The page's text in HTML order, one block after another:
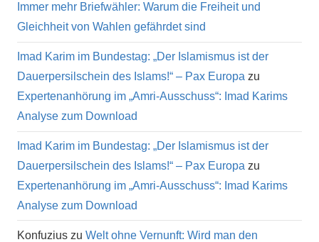
Immer mehr Briefwähler: Warum die Freiheit und
Gleichheit von Wahlen gefährdet sind
Imad Karim im Bundestag: „Der Islamismus ist der
Dauerpersilschein des Islams!“ – Pax Europa zu
Expertenanhörung im „Amri-Ausschuss“: Imad Karims
Analyse zum Download
Imad Karim im Bundestag: „Der Islamismus ist der
Dauerpersilschein des Islams!“ – Pax Europa zu
Expertenanhörung im „Amri-Ausschuss“: Imad Karims
Analyse zum Download
Konfuzius zu Welt ohne Vernunft: Wird man den